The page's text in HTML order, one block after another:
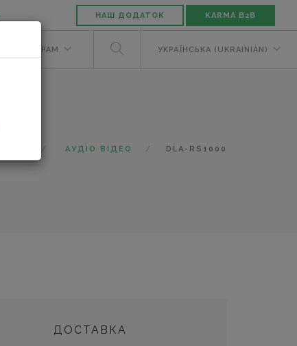
НАШ ДОДАТОК KARMA B2B
ДИЛЕРАМ УКРАЇНСЬКА (UKRAINIAN)
АУДІО ВІДЕО DLA-RS1000
ДОСТАВКА